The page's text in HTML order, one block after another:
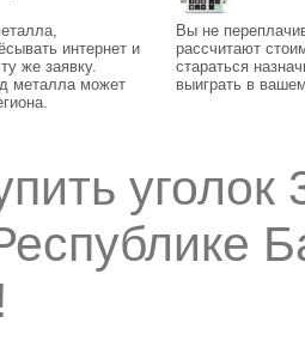
интернет и
же заявку.
металла может
Вы не
рассчитают
стараться
выиграть в